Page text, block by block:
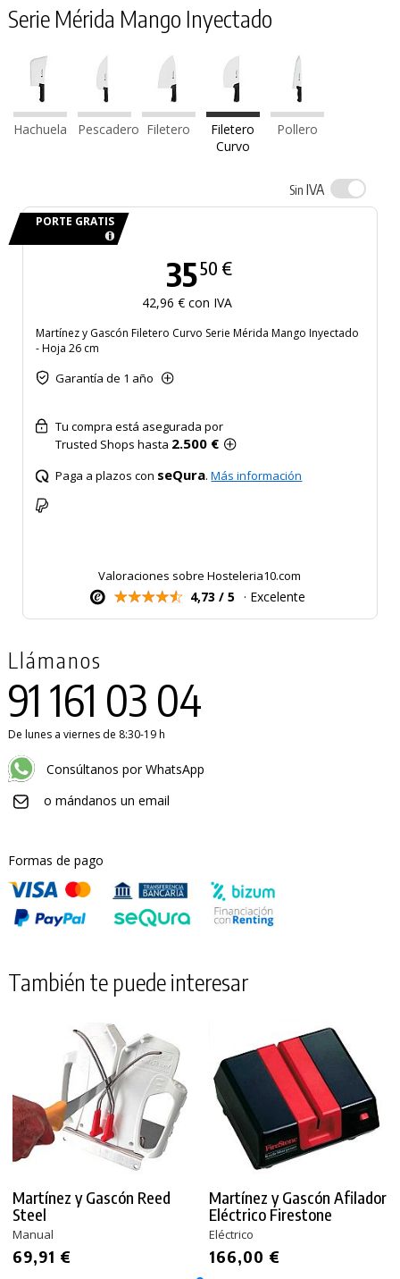
Serie Mérida Mango Inyectado
Hachuela Pescadero Filetero
Filetero
Curvo
Pollero
Sin IVA
PORTE GRATIS
3550 €
42,96 € con IVA
Martínez y Gascón Filetero Curvo Serie Mérida Mango Inyectado
- Hoja 26 cm
Garantía de 1 año
Tu compra está asegurada por
Trusted Shops hasta 2.500 €
Paga a plazos con seQura.Más información
Valoraciones sobre Hosteleria10.com
4,73 / 5 · Excelente
Llámanos
91 161 03 04
De lunes a viernes de 8:30-19 h
Consúltanos por WhatsApp
o mándanos un email
Formas de pago
También te puede interesar
Martínez y Gascón Reed
Steel
Manual
69,91 €
Martínez y Gascón Afilador
Eléctrico Firestone
Eléctrico
166,00 €